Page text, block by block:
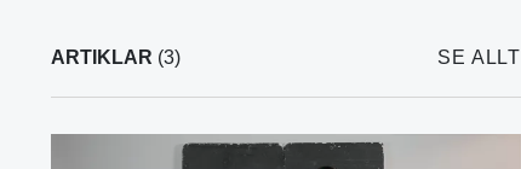
ARTIKLAR (3) SE ALLT